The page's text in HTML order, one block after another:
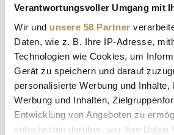
Verantwortungsvoller Umgang mit
Wir und unsere 58 Partner
Daten, wie z. B. Ihre IP-Adresse,
Technologien wie Cookies, um
Gerät zu speichern und darauf
personalisierte Werbung und Inhalte,
Werbung und Inhalten,
Entwicklung von Angeboten zu
entscheiden darüber, wer Ihre Daten